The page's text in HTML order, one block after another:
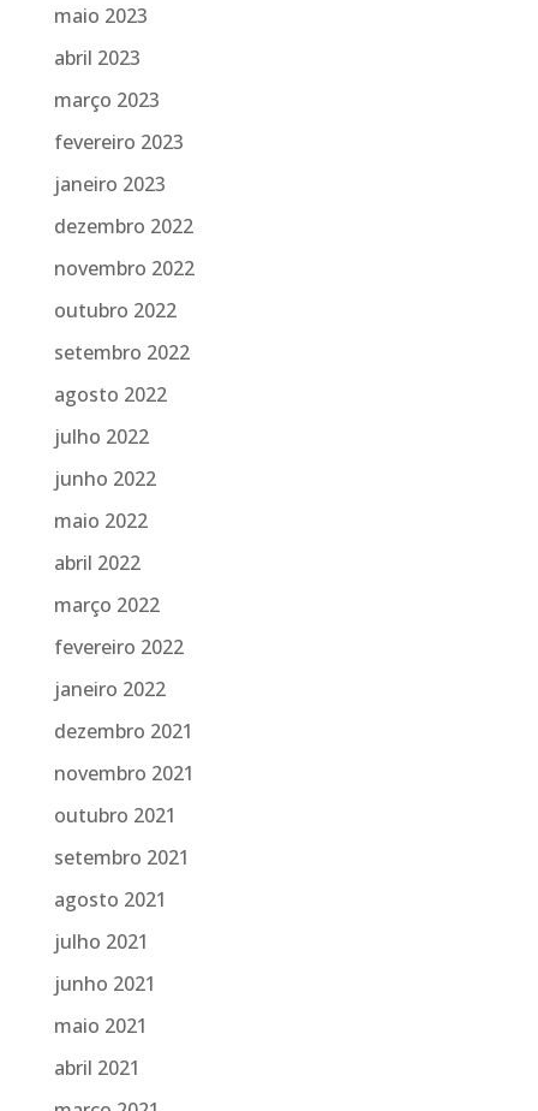
maio 2023
abril 2023
março 2023
fevereiro 2023
janeiro 2023
dezembro 2022
novembro 2022
outubro 2022
setembro 2022
agosto 2022
julho 2022
junho 2022
maio 2022
abril 2022
março 2022
fevereiro 2022
janeiro 2022
dezembro 2021
novembro 2021
outubro 2021
setembro 2021
agosto 2021
julho 2021
junho 2021
maio 2021
abril 2021